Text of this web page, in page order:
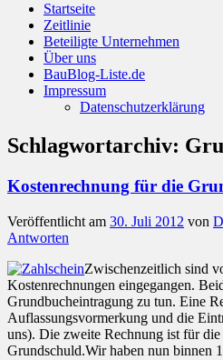
Startseite
Zeitlinie
Beteiligte Unternehmen
Über uns
BauBlog-Liste.de
Impressum
Datenschutzerklärung
Schlagwortarchiv:
Kostenrechnung für die
Veröffentlicht am 30. Juli 2012 von
Antworten
Zwischenzeitlich sind
Kostenrechnungen eingegangen.
Grundbucheintragung zu tun. Eine
Auflassungsvormerkung und die
uns). Die zweite Rechnung ist für
Grundschuld.Wir haben nun binnen